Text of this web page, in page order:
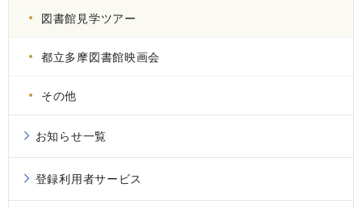
図書館見学ツアー
都立多摩図書館映画会
その他
お知らせ一覧
登録利用者サービス